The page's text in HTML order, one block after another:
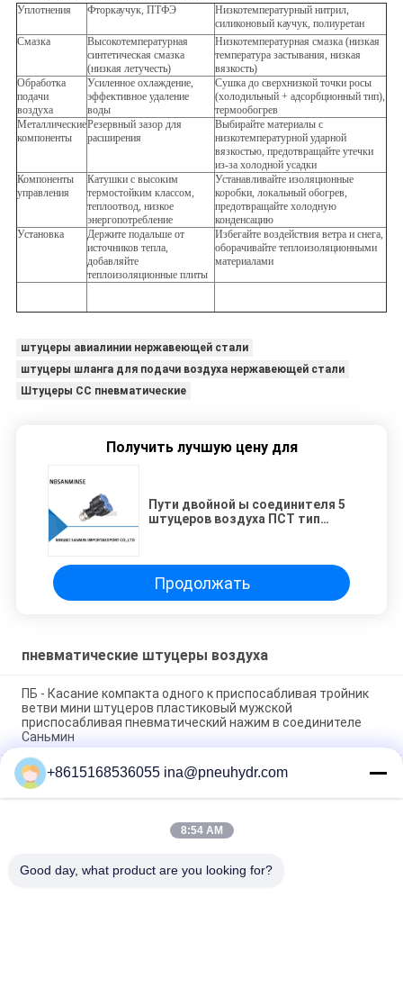
Уплотнения Фторкаучук, ПТФЭ
Низкотемпературный нитрил,
силиконовый каучук, полиуретан
Смазка
Высокотемпературная
синтетическая смазка
(низкая летучесть)
Низкотемпературная смазка (низкая
температура застывания, низкая
вязкость)
Обработка
подачи
воздуха
Усиленное охлаждение,
эффективное удаление
воды
Сушка до сверхнизкой точки росы
(холодильный + адсорбционный тип),
термообогрев
Металлические
компоненты
Резервный зазор для
расширения
Выбирайте материалы с
низкотемпературной ударной
вязкостью, предотвращайте утечки
из-за холодной усадки
Компоненты
управления
Катушки с высоким
термостойким классом,
теплоотвод, низкое
энергопотребление
Устанавливайте изоляционные
коробки, локальный обогрев,
предотвращайте холодную
конденсацию
Установка
Держите подальше от
источников тепла,
добавляйте
теплоизоляционные плиты
Избегайте воздействия ветра и снега,
оборачивайте теплоизоляционными
материалами
штуцеры авиалинии нержавеющей стали
штуцеры шланга для подачи воздуха нержавеющей стали
Штуцеры СС пневматические
Получить лучшую цену для
Пути двойной ы соединителя 5
штуцеров воздуха ПСТ тип
Саньмин
Продолжать
пневматические штуцеры воздуха
ПБ - Касание компакта одного к приспосабливая тройник
ветви мини штуцеров пластиковый мужской
приспосабливая пневматический нажим в соединителе
Саньмин
Тип пневматический звукоглушитель НБСАНМИНСЭ к
клапана дросселя шумоглушителя штуцеров воздуха
пневматический латунный
Штуцеры воздуха потока КФ Рк пневматические латунные
+8615168536055 ina@pneuhydr.com
8:54 AM
Good day, what product are you looking for?